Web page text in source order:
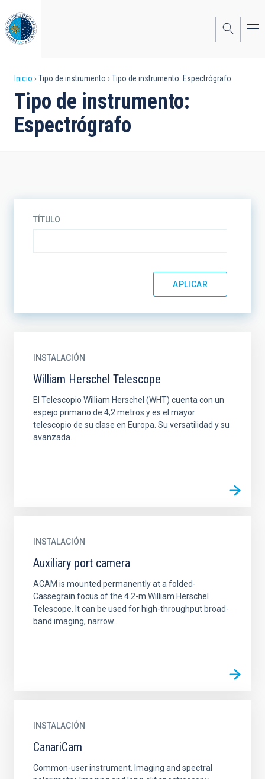
al
contenido
principal
Sobrescribir
enlaces
de
Inicio Tipo de instrumento Tipo de instrumento: Espectrógrafo
Tipo de instrumento:
Espectrógrafo
TÍTULO
INSTALACIÓN
William Herschel Telescope
El Telescopio William Herschel (WHT) cuenta con un
espejo primario de 4,2 metros y es el mayor
telescopio de su clase en Europa. Su versatilidad y su
avanzada...
INSTALACIÓN
Auxiliary port camera
ACAM is mounted permanently at a folded-
Cassegrain focus of the 4.2-m William Herschel
Telescope. It can be used for high-throughput broad-
band imaging, narrow...
INSTALACIÓN
CanariCam
Common-user instrument. Imaging and spectral